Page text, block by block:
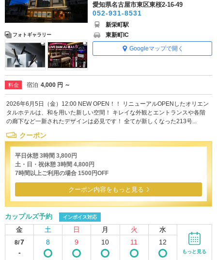
フォトギャラリー
愛知県名古屋市東区東桜2-16-49
052-931-8531
新栄町駅
東新町IC
Googleマップで開く
料金 宿泊 4,000 円 ～
2026年6月5日（金）12:00 NEW OPEN！！ リニューアルOPENしたオリエン
タルホテルは、和を用いた新しい空間！ キレイな外観とエントランスや各階
の廊下など一新されたデザインは必見です！ 全てが新しくなった213号...
クーポン
平日休憩 3時間 3,800円
土・日・祝休憩 3時間 4,800円
7時間以上ご利用の場合 1500円OFF
クーポン内容をもっと見る
カップルズ予約 インボイス対応
金 土 日 月 火 水
8/7
-
8 9 10 11 12
もっと見る